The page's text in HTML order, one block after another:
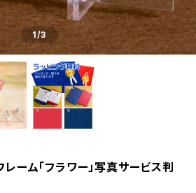
1/3
ーム「フラワー」写真サービス判